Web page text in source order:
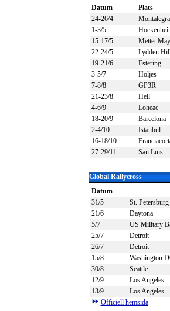
Datum
Plats
24-26/4
Montalegra
1-3/5
15-17/5
Mettet May
22-24/5
Lydden
19-21/6
Estering
3-5/7
Höljes
7-8/8
GP3R
21-23/8
Hell
4-6/9
Loheac
18-20/9
Barcelona
2-4/10
Istanbul
16-18/10
27-29/11
San Luis
Global Rallycross
Datum
31/5
St. Petersburg
21/6
Daytona
5/7
US Military
25/7
Detroit
26/7
Detroit
15/8
Washington
30/8
Seattle
12/9
Los Angeles
13/9
Los Angeles
Officiell hemsida